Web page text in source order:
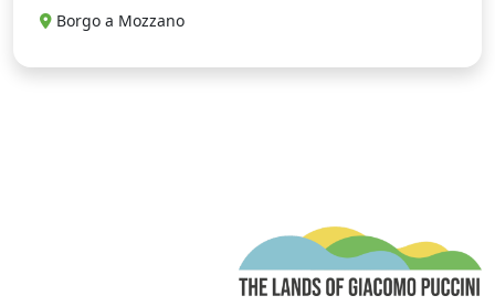
Borgo a Mozzano